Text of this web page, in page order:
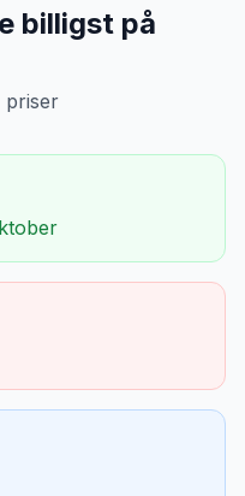
billigst på
priser